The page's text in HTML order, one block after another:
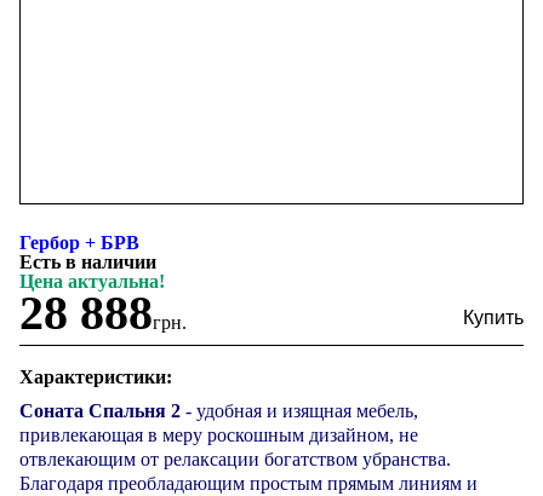
Гербор + БРВ
Есть в наличии
Цена актуальна!
28 888грн.
Характеристики:
Соната Спальня 2 - удобная и изящная мебель,
привлекающая в меру роскошным дизайном, не
отвлекающим от релаксации богатством убранства.
Благодаря преобладающим простым прямым линиям и